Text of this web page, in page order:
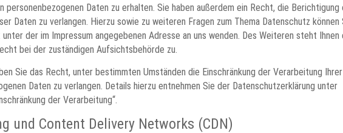
personenbezogenen Daten zu erhalten. Sie haben außerdem ein Recht, die Berichtigung
Daten zu verlangen. Hierzu sowie zu weiteren Fragen zum Thema Datenschutz können
der im Impressum angegebenen Adresse an uns wenden. Des Weiteren steht Ihnen
bei der zuständigen Aufsichtsbehörde zu.
Sie das Recht, unter bestimmten Umständen die Einschränkung der Verarbeitung Ihrer
Daten zu verlangen. Details hierzu entnehmen Sie der Datenschutzerklärung unter
der Verarbeitung“.
und Content Delivery Networks (CDN)